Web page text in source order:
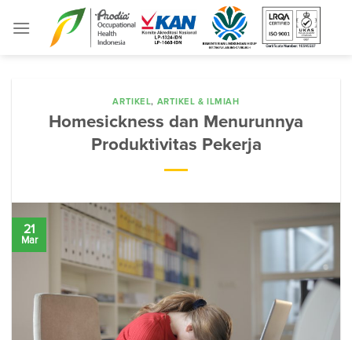
ARTIKEL, ARTIKEL & ILMIAH
Homesickness dan Menurunnya
Produktivitas Pekerja
21
Mar